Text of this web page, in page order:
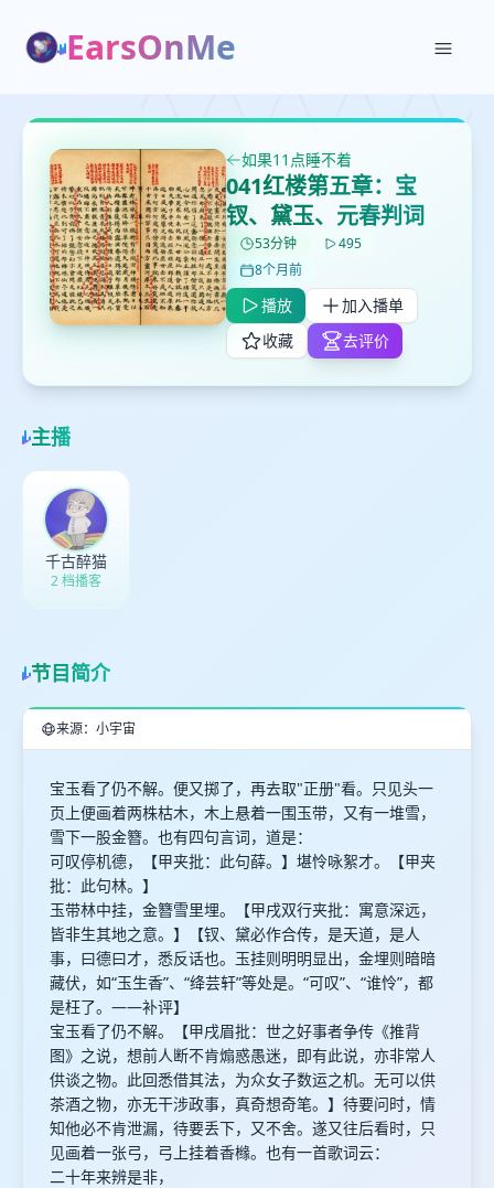
EarsOnMe
如果11点睡不着
041红楼第五章：宝
钗、黛玉、元春判词
53分钟
495
8个月前
播放
加入播单
收藏
去评价
主播
千古醉猫
2 档播客
节目简介
来源：小宇宙
宝玉看了仍不解。便又掷了，再去取"正册"看。只见头一
页上便画着两株枯木，木上悬着一围玉带，又有一堆雪，
雪下一股金簪。也有四句言词，道是：
可叹停机德，【甲夹批：此句薛。】堪怜咏絮才。【甲夹
批：此句林。】
玉带林中挂，金簪雪里埋。【甲戌双行夹批：寓意深远，
皆非生其地之意。】【钗、黛必作合传，是天道，是人
事，曰德曰才，悉反话也。玉挂则明明显出，金埋则暗暗
藏伏，如“玉生香”、“绛芸轩”等处是。“可叹”、“谁怜”，都
是枉了。——补评】
宝玉看了仍不解。【甲戌眉批：世之好事者争传《推背
图》之说，想前人断不肯煽惑愚迷，即有此说，亦非常人
供谈之物。此回悉借其法，为众女子数运之机。无可以供
茶酒之物，亦无干涉政事，真奇想奇笔。】待要问时，情
知他必不肯泄漏，待要丢下，又不舍。遂又往后看时，只
见画着一张弓，弓上挂着香橼。也有一首歌词云：
二十年来辨是非，
打分
鼠标下留人
删除确认
取消
加入播单